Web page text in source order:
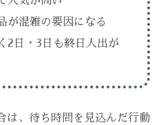
が混雑の要因になる
2日・3日も終日人出が
は、待ち時間を見込んだ行動